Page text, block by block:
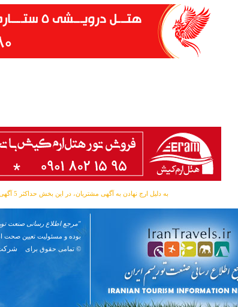
به دلیل ارج نهادن به آگهی مشتریان، در این بخش حداکثر 5 آگهی نمایش داده می شود و از پذیرش تعداد آگهی بیشتر معذوریم.
"مرجع اطلاع رسانی صنعت
بوده و مسئوليت تعیین صحت
© تمامی حقوق برای